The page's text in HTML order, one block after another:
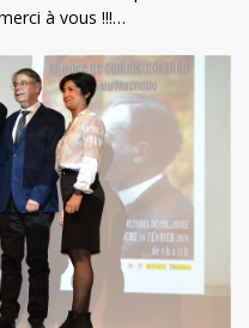
à vous !!!…